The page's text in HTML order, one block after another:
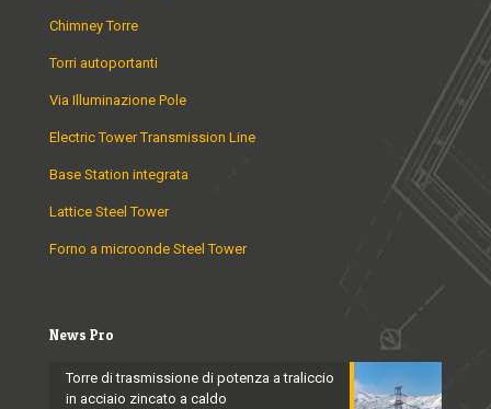
Chimney Torre
Torri autoportanti
Via Illuminazione Pole
Electric Tower Transmission Line
Base Station integrata
Lattice Steel Tower
Forno a microonde Steel Tower
News Pro
Torre di trasmissione di potenza a traliccio
in acciaio zincato a caldo